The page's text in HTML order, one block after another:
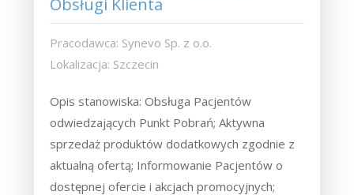
Obsługi Klienta
Pracodawca: Synevo Sp. z o.o.
Lokalizacja: Szczecin
Opis stanowiska: Obsługa Pacjentów
odwiedzających Punkt Pobrań; Aktywna
sprzedaż produktów dodatkowych zgodnie z
aktualną ofertą; Informowanie Pacjentów o
dostępnej ofercie i akcjach promocyjnych;